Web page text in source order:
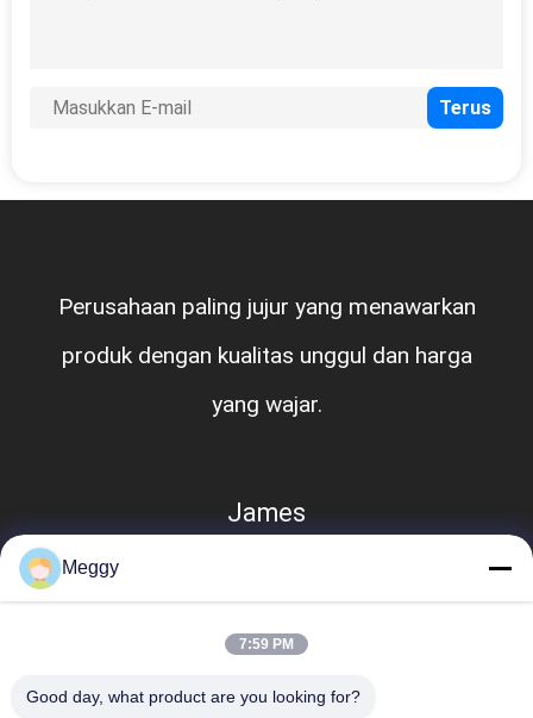
Perusahaan paling jujur ​​​​yang menawarkan
produk dengan kualitas unggul dan harga
yang wajar.
James
Meggy
7:59 PM
Good day, what product are you looking for?